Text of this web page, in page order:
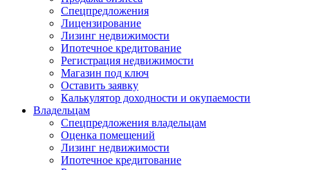
Спецпредложения
Лицензирование
Лизинг недвижимости
Ипотечное кредитование
Регистрация недвижимости
Магазин под ключ
Оставить заявку
Калькулятор доходности и окупаемости
Владельцам
Спецпредложения владельцам
Оценка помещений
Лизинг недвижимости
Ипотечное кредитование